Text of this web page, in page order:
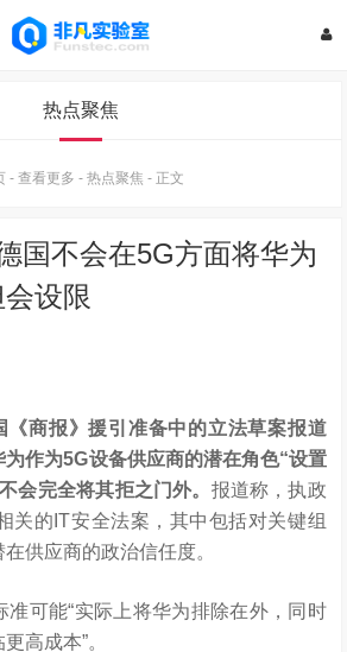
热点聚焦
- 查看更多 - 热点聚焦 - 正文
国不会在5G方面将华为
设限
《商报》援引准备中的立法草案报道
作为5G设备供应商的潜在角色“设置
会完全将其拒之门外。 报道称，执政
关的IT安全法案，其中包括对关键组
供应商的政治信任度。
准可能“实际上将华为排除在外，同时
高成本”。